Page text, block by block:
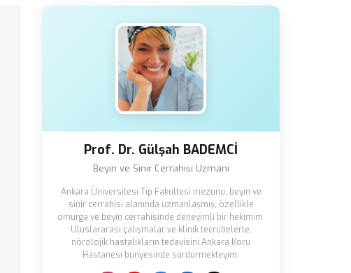
Prof. Dr. Gülşah BADEMCİ
Beyin ve Sinir Cerrahisi Uzmanı
Ankara Üniversitesi Tıp Fakültesi mezunu, beyin ve
sinir cerrahisi alanında uzmanlaşmış, özellikle
omurga ve beyin cerrahisinde deneyimli bir hekimim.
Uluslararası çalışmalar ve klinik tecrübelerle,
nörolojik hastalıkların tedavisini Ankara Koru
Hastanesi bünyesinde sürdürmekteyim.